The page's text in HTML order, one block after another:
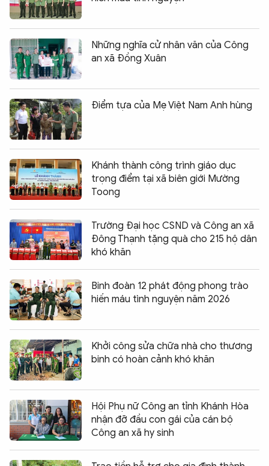
Những nghĩa cử nhân văn của Công
an xã Đồng Xuân
Điểm tựa của Mẹ Việt Nam Anh hùng
Khánh thành công trình giáo dục
trọng điểm tại xã biên giới Mường
Toong
Trường Đại học CSND và Công an xã
Đông Thạnh tặng quà cho 215 hộ dân
khó khăn
Binh đoàn 12 phát động phong trào
hiến máu tình nguyện năm 2026
Khởi công sửa chữa nhà cho thương
binh có hoàn cảnh khó khăn
Hội Phụ nữ Công an tỉnh Khánh Hòa
nhận đỡ đầu con gái của cán bộ
Công an xã hy sinh